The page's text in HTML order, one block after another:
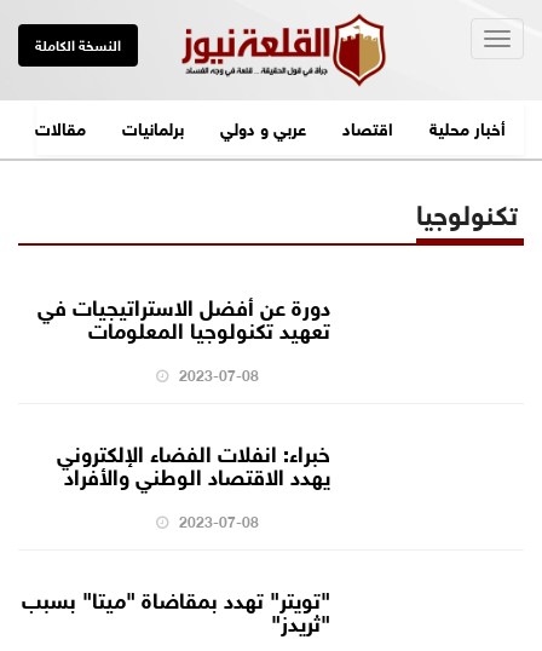
النسخة الكاملة
أخبار محلية اقتصاد عربي و دولي برلمانيات مقالات
تكنولوجيا
دورة عن أفضل الاستراتيجيات في
تعهيد تكنولوجيا المعلومات
2023-07-08
خبراء: انفلات الفضاء الإلكتروني
يهدد الاقتصاد الوطني والأفراد
2023-07-08
"تويتر" تهدد بمقاضاة "ميتا" بسبب
"ثريدز"